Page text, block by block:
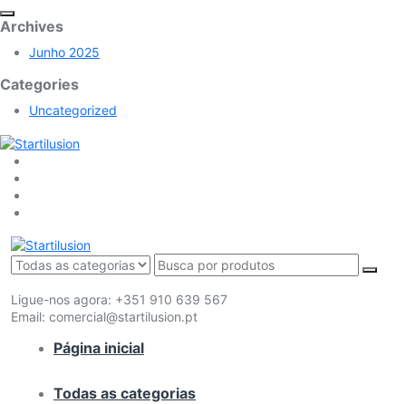
Archives
Junho 2025
Categories
Uncategorized
Ligue-nos agora: +351 910 639 567
Email: comercial@startilusion.pt
Página inicial
Todas as categorias